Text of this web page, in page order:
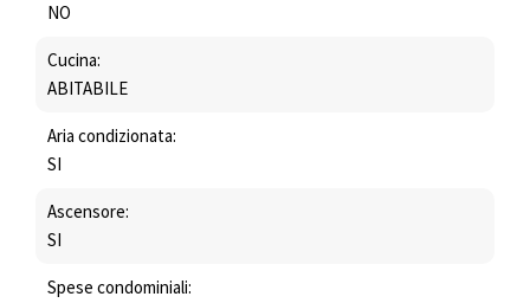
NO
Cucina:
ABITABILE
Aria condizionata:
SI
Ascensore:
SI
Spese condominiali: